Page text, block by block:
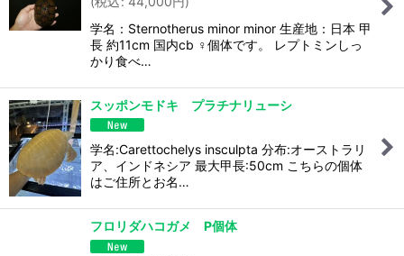
学名：Sternotherus minor minor 生産地：日本 甲
長 約11cm 国内cb ♀個体です。 レプトミンしっ
かり食べ…
スッポンモドキ プラチナリューシ
学名:Carettochelys insculpta 分布:オーストラリ
ア、インドネシア 最大甲長:50cm こちらの個体
はご住所とお名…
フロリダハコガメ P個体